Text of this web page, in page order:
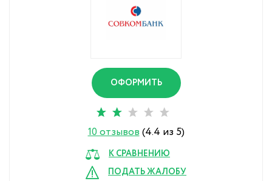
ОФОРМИТЬ
10 отзывов(4.4 из 5)
К СРАВНЕНИЮ
ПОДАТЬ ЖАЛОБУ